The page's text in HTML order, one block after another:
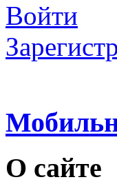
Войти
О сайте